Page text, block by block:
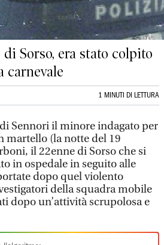
Sorso, era stato colpito
carnevale
1 MINUTI DI LETTURA
Sennori il minore indagato per
martello (la notte del 19
il 22enne di Sorso che si
in ospedale in seguito alle
dopo quel violento
della squadra mobile
dopo un’attività scrupolosa e